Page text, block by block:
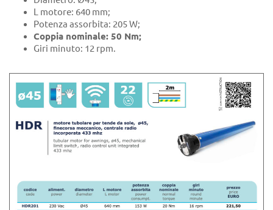
L motore: 640 mm;
Potenza assorbita: 205 W;
Coppia nominale: 50 Nm;
Giri minuto: 12 rpm.